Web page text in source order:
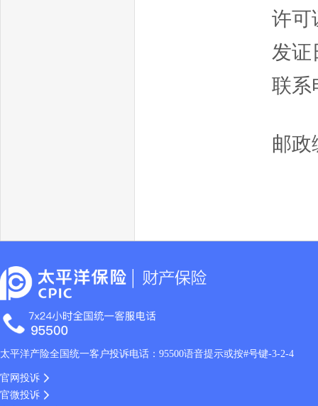
许可
发证
邮政
太平洋产险全国统一客户投诉电话：95500语音提示或按#号键-3-2-4
官网投诉
官微投诉